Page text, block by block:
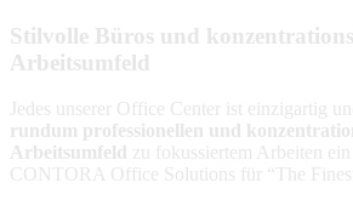
Stilvolle Büros und
Arbeitsumfeld
Jedes unserer Office Center ist einzigartig
rundum professionellen und
Arbeitsumfeld zu fokussiertem Arbeiten
CONTORA Office Solutions für “The